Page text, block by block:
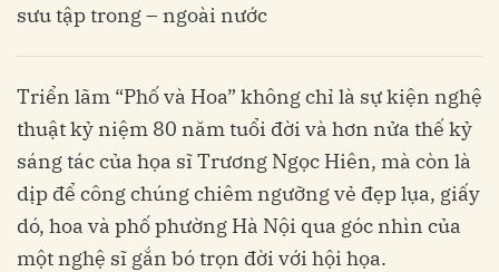
sưu tập trong – ngoài nước
Triển lãm “Phố và Hoa” không chỉ là sự kiện nghệ
thuật kỷ niệm 80 năm tuổi đời và hơn nửa thế kỷ
sáng tác của họa sĩ Trương Ngọc Hiên, mà còn là
dịp để công chúng chiêm ngưỡng vẻ đẹp lụa, giấy
dó, hoa và phố phường Hà Nội qua góc nhìn của
một nghệ sĩ gắn bó trọn đời với hội họa.